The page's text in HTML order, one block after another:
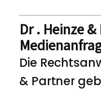
Dr . Heinze
Die
& Partner